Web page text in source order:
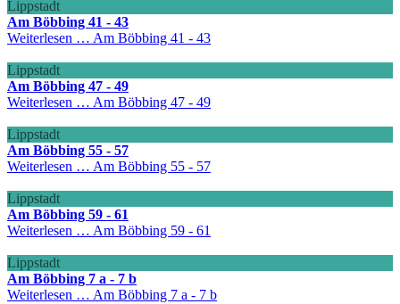
Lippstadt
Am Böbbing 41 - 43
Weiterlesen … Am Böbbing 41 - 43
Lippstadt
Am Böbbing 47 - 49
Weiterlesen … Am Böbbing 47 - 49
Lippstadt
Am Böbbing 55 - 57
Weiterlesen … Am Böbbing 55 - 57
Lippstadt
Am Böbbing 59 - 61
Weiterlesen … Am Böbbing 59 - 61
Lippstadt
Am Böbbing 7 a - 7 b
Weiterlesen … Am Böbbing 7 a - 7 b